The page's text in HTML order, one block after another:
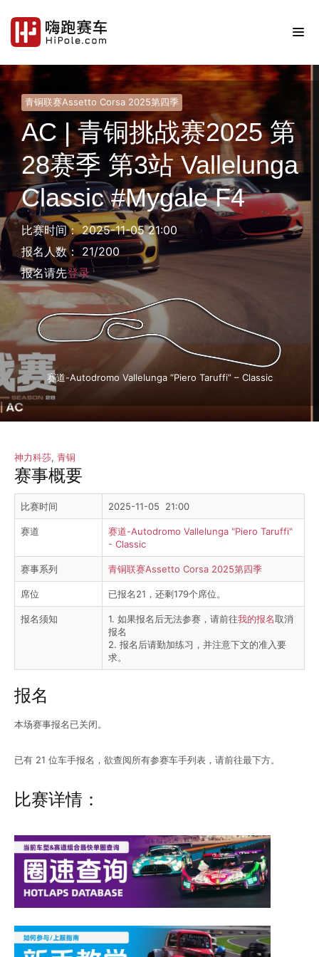
青铜联赛Assetto Corsa 2025第四季
AC | 青铜挑战赛2025 第
28赛季 第3站 Vallelunga
Classic #Mygale F4
比赛时间： 2025-11-05 21:00
报名人数： 21/200
报名请先登录
赛道-Autodromo Vallelunga “Piero Taruffi” – Classic
神力科莎, 青铜
赛事概要
比赛时间 2025-11-05 21:00
赛道
赛道-Autodromo Vallelunga "Piero Taruffi"
- Classic
赛事系列 青铜联赛Assetto Corsa 2025第四季
席位 已报名21，还剩179个席位。
报名须知 1. 如果报名后无法参赛，请前往我的报名取消
报名
2. 报名后请勤加练习，并注意下文的准入要
求。
报名
本场赛事报名已关闭。
已有 21 位车手报名，欲查阅所有参赛车手列表，请前往最下方。
比赛详情：